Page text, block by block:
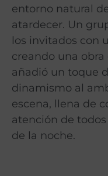
entorno natural
atardecer. Un
los invitados con
creando una
añadió un toque
dinamismo al
escena, llena de
atención de
de la noche.